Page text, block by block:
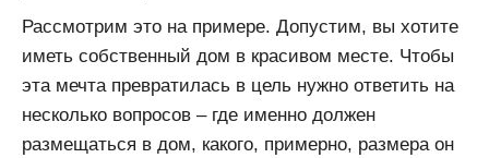
Рассмотрим это на примере. Допустим, вы хотите
иметь собственный дом в красивом месте. Чтобы
эта мечта превратилась в цель нужно ответить на
несколько вопросов – где именно должен
размещаться в дом, какого, примерно, размера он